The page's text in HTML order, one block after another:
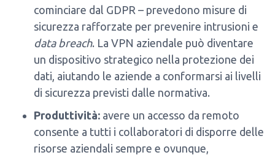
cominciare dal GDPR – prevedono misure di
sicurezza rafforzate per prevenire intrusioni e
data breach. La VPN aziendale può diventare
un dispositivo strategico nella protezione dei
dati, aiutando le aziende a conformarsi ai livelli
di sicurezza previsti dalle normativa.
Produttività: avere un accesso da remoto
consente a tutti i collaboratori di disporre delle
risorse aziendali sempre e ovunque,